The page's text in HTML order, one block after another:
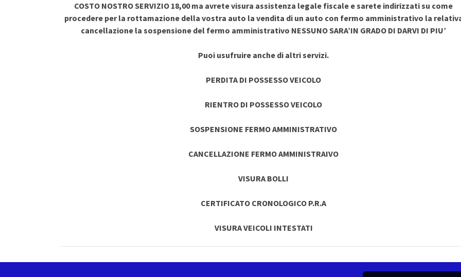
COSTO NOSTRO SERVIZIO 18,00 ma avrete visura assistenza legale fiscale e sarete indirizzati su come
procedere per la rottamazione della vostra auto la vendita di un auto con fermo amministrativo la
cancellazione la sospensione del fermo amministrativo NESSUNO SARA’IN GRADO DI DARVI DI PIU’
Puoi usufruire anche di altri servizi.
PERDITA DI POSSESSO VEICOLO
RIENTRO DI POSSESSO VEICOLO
SOSPENSIONE FERMO AMMINISTRATIVO
CANCELLAZIONE FERMO AMMINISTRAIVO
VISURA BOLLI
CERTIFICATO CRONOLOGICO P.R.A
VISURA VEICOLI INTESTATI